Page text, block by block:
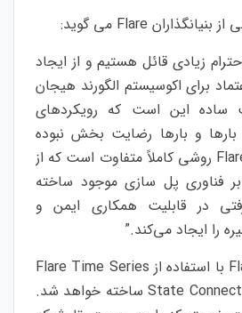
زیادی قائل هستیم و از ایجاد
برای اکوسیستم الگورند هیجان
ساده این است که رویکردهای
و بارها رضایت بخش نبوده
است. رویکرد جدید Flare روشی کاملاً متفاوت است که از
فناوری پل سازی موجود ساخته
در قابلیت همکاری ایمن و
را ایجاد می‌کند.”
از نظر فناوری، پل Flare با استفاده از Flare Time Series
Oracle (FTSO) و State Connector ساخته خواهد شد.